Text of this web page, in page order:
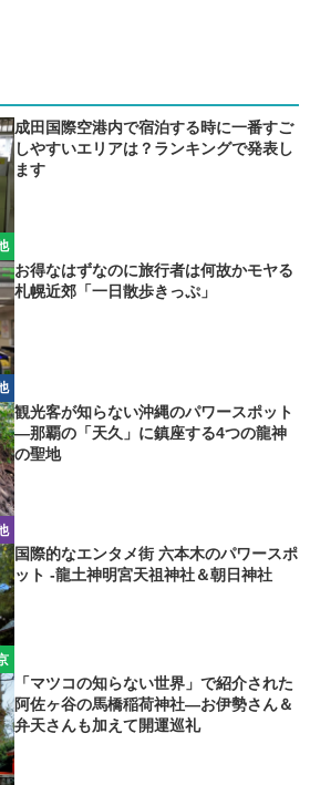
成田国際空港内で宿泊する時に一番すご
しやすいエリアは？ランキングで発表し
ます
お得なはずなのに旅行者は何故かモヤる
札幌近郊「一日散歩きっぷ」
観光客が知らない沖縄のパワースポット
―那覇の「天久」に鎮座する4つの龍神
の聖地
国際的なエンタメ街 六本木のパワースポ
ット -龍土神明宮天祖神社＆朝日神社
「マツコの知らない世界」で紹介された
阿佐ヶ谷の馬橋稲荷神社―お伊勢さん＆
弁天さんも加えて開運巡礼